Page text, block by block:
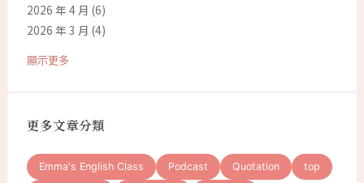
2026 年 4 月 (6)
2026 年 3 月 (4)
顯示更多
更多文章分類
Emma's English Class Podcast Quotation top